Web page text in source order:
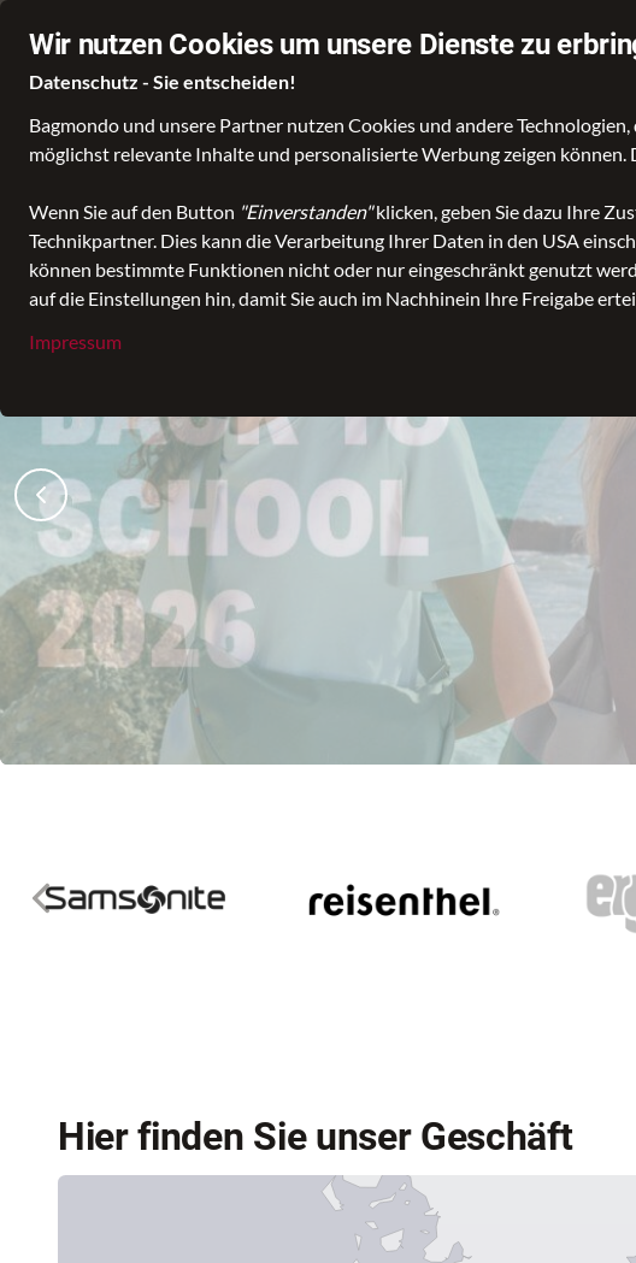
Wir nutzen Cookies um unsere Dienste zu
Datenschutz - Sie entscheiden!
Bagmondo und unsere Partner nutzen Cookies und andere
möglichst relevante Inhalte und personalisierte Werbung zeigen
Wenn Sie auf den Button "Einverstanden"klicken, geben Sie dazu Ihre
Technikpartner. Dies kann die Verarbeitung Ihrer Daten in den USA
können bestimmte Funktionen nicht oder nur eingeschränkt genutzt
auf die Einstellungen hin, damit Sie auch im Nachhinein Ihre Freigabe
Impressum
Wähle deine Lieblingswelt
Hier finden Sie unser Geschäft